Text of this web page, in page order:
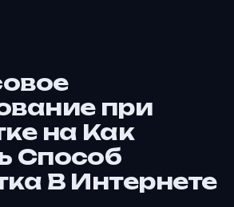
при
на Как
Способ
В Интернете